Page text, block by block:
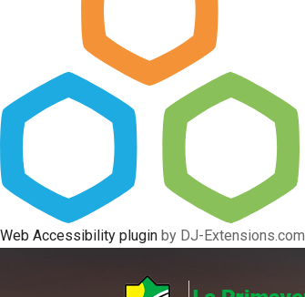
Web Accessibility plugin by DJ-Extensions.com